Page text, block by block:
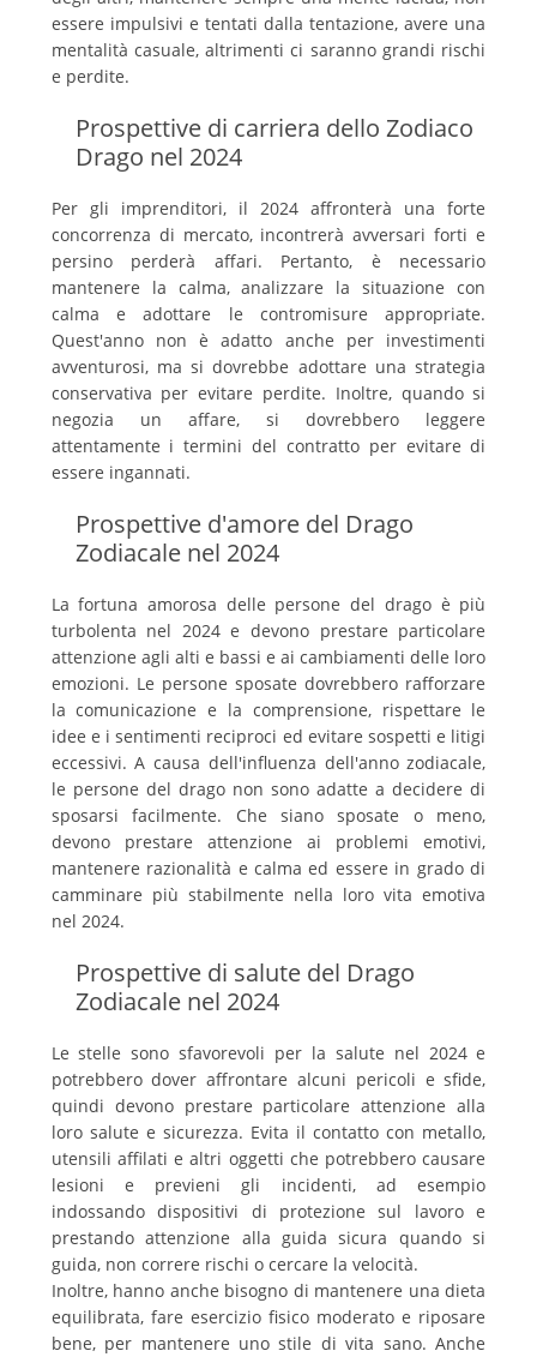
essere impulsivi e tentati dalla tentazione, avere una
mentalità casuale, altrimenti ci saranno grandi rischi
e perdite.
Prospettive di carriera dello Zodiaco
Drago nel 2024
Per gli imprenditori, il 2024 affronterà una forte
concorrenza di mercato, incontrerà avversari forti e
persino perderà affari. Pertanto, è necessario
mantenere la calma, analizzare la situazione con
calma e adottare le contromisure appropriate.
Quest'anno non è adatto anche per investimenti
avventurosi, ma si dovrebbe adottare una strategia
conservativa per evitare perdite. Inoltre, quando si
negozia un affare, si dovrebbero leggere
attentamente i termini del contratto per evitare di
essere ingannati.
Prospettive d'amore del Drago
Zodiacale nel 2024
La fortuna amorosa delle persone del drago è più
turbolenta nel 2024 e devono prestare particolare
attenzione agli alti e bassi e ai cambiamenti delle loro
emozioni. Le persone sposate dovrebbero rafforzare
la comunicazione e la comprensione, rispettare le
idee e i sentimenti reciproci ed evitare sospetti e litigi
eccessivi. A causa dell'influenza dell'anno zodiacale,
le persone del drago non sono adatte a decidere di
sposarsi facilmente. Che siano sposate o meno,
devono prestare attenzione ai problemi emotivi,
mantenere razionalità e calma ed essere in grado di
camminare più stabilmente nella loro vita emotiva
nel 2024.
Prospettive di salute del Drago
Zodiacale nel 2024
Le stelle sono sfavorevoli per la salute nel 2024 e
potrebbero dover affrontare alcuni pericoli e sfide,
quindi devono prestare particolare attenzione alla
loro salute e sicurezza. Evita il contatto con metallo,
utensili affilati e altri oggetti che potrebbero causare
lesioni e previeni gli incidenti, ad esempio
indossando dispositivi di protezione sul lavoro e
prestando attenzione alla guida sicura quando si
guida, non correre rischi o cercare la velocità.
Inoltre, hanno anche bisogno di mantenere una dieta
equilibrata, fare esercizio fisico moderato e riposare
bene, per mantenere uno stile di vita sano. Anche